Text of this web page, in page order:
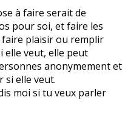
à faire serait de
pour soi, et faire les
plaisir ou remplir
elle veut, elle peut
anonymement et
si elle veut.
moi si tu veux parler